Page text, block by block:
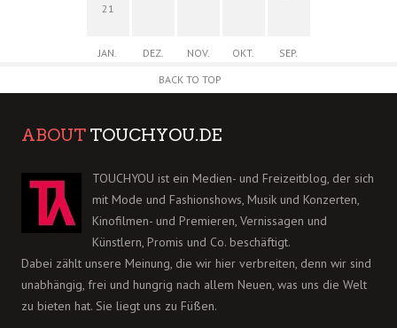
21
JAN. DEZ. NOV. OKT.
SEP.
BACK TO TOP
ABOUT TOUCHYOU.DE
TOUCHYOU ist ein Medien- und Freizeitblog, der sich
mit Mode und Fashionshows, Musik und Konzerten,
Kinofilmen- und Premieren, Vernissagen und
Künstlern, Promis und Co. beschäftigt.
Dabei zählt unsere Meinung, die wir hier verbreiten, denn wir sind
unabhängig, frei und hungrig nach allem Neuen, was uns die Welt
zu bieten hat. Sie liegt uns zu Füßen.